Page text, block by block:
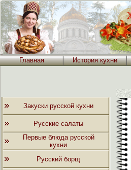
Главная История кухни
Закуски русской кухни
Русские салаты
Первые блюда русской
кухни
Русский борщ